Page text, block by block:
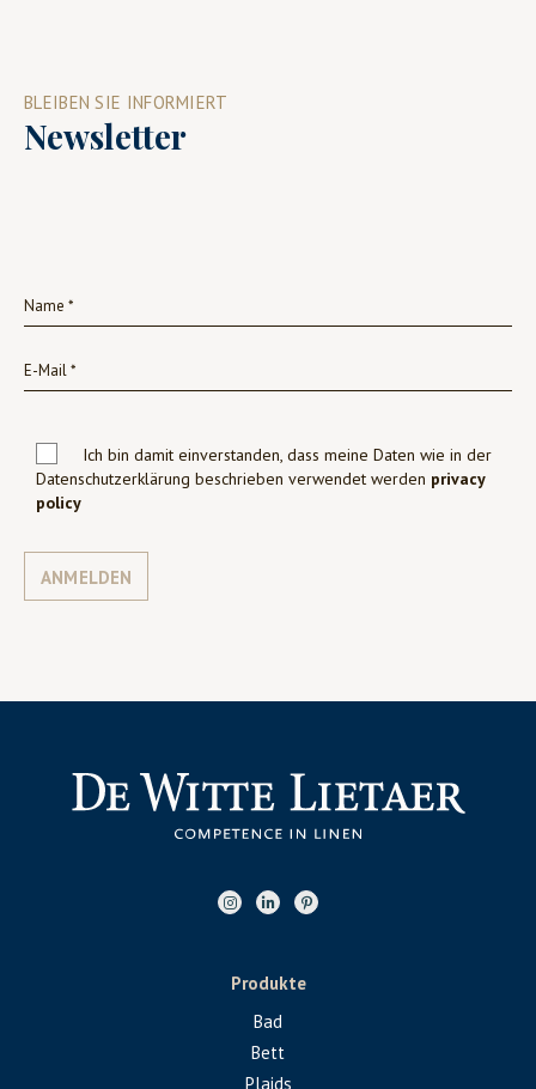
BLEIBEN SIE INFORMIERT
Newsletter
Ich bin damit einverstanden, dass meine Daten wie in der
Datenschutzerklärung beschrieben verwendet werden privacy
policy
ANMELDEN
Produkte
Bad
Bett
Plaids